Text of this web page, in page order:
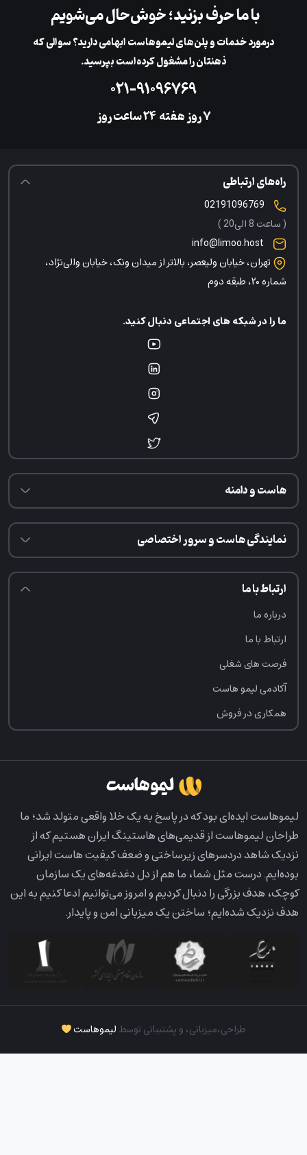
با ما حرف بزنید؛ خوش‌حال می‌شویم
در‌مورد خدمات و پلن‌های لیمو‌هاست ابهامی دارید؟ سوالی که
ذهنتان را مشغول کرده‌است بپرسید.
۰۲۱-۹۱۰۹۶۷۶۹
۷ روز هفته ‌۲۴ ساعت روز
هاست و دامنه
نمایندگی هاست و سرور اختصاصی
ارتباط با ما
درباره ما
ارتباط با ما
فرصت‌ های شغلی
آکادمی لیمو هاست
همکاری در فروش
راه‌های ارتباطی
( ساعت 8 الی20 )
info@limoo.host
تهران، خیابان ولیعصر، بالاتر از میدان ونک، خیابان والی‌نژاد،
شماره ۲۰، طبقه دوم
ما را در شبکه های اجتماعی دنبال کنید.
لیمو‌هاست ایده‌ای بود که در پاسخ به یک خلا واقعی متولد شد؛ ما
طراحان لیمو‌هاست از قدیمی‌های هاستینگ ایران هستیم که از
نزدیک شاهد دردسرهای زیرساختی و ضعف کیفیت هاست ایرانی
بوده‌ایم. درست مثل شما، ما هم از دل دغدغه‌های یک سازمان
کوچک، هدف بزرگی را دنبال کردیم و امروز می‌توانیم ادعا کنیم به این
هدف نزدیک شده‌ایم؛ ساختن یک میزبانی امن و پایدار.
طراحی،‌میزبانی، و پشتیبانی توسطلیموهاست